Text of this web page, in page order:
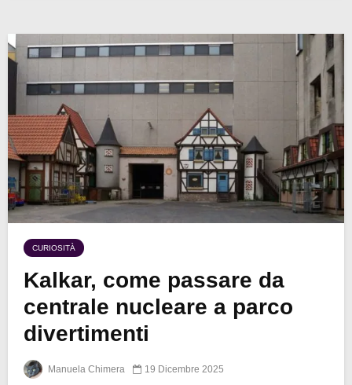
CURIOSITÀ
Kalkar, come passare da
centrale nucleare a parco
divertimenti
Manuela Chimera 19 Dicembre 2025